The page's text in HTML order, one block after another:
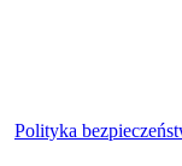
Polityka